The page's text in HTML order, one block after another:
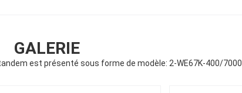
GALERIE
est présenté sous forme de modèle: 2-WE67K-400/7000